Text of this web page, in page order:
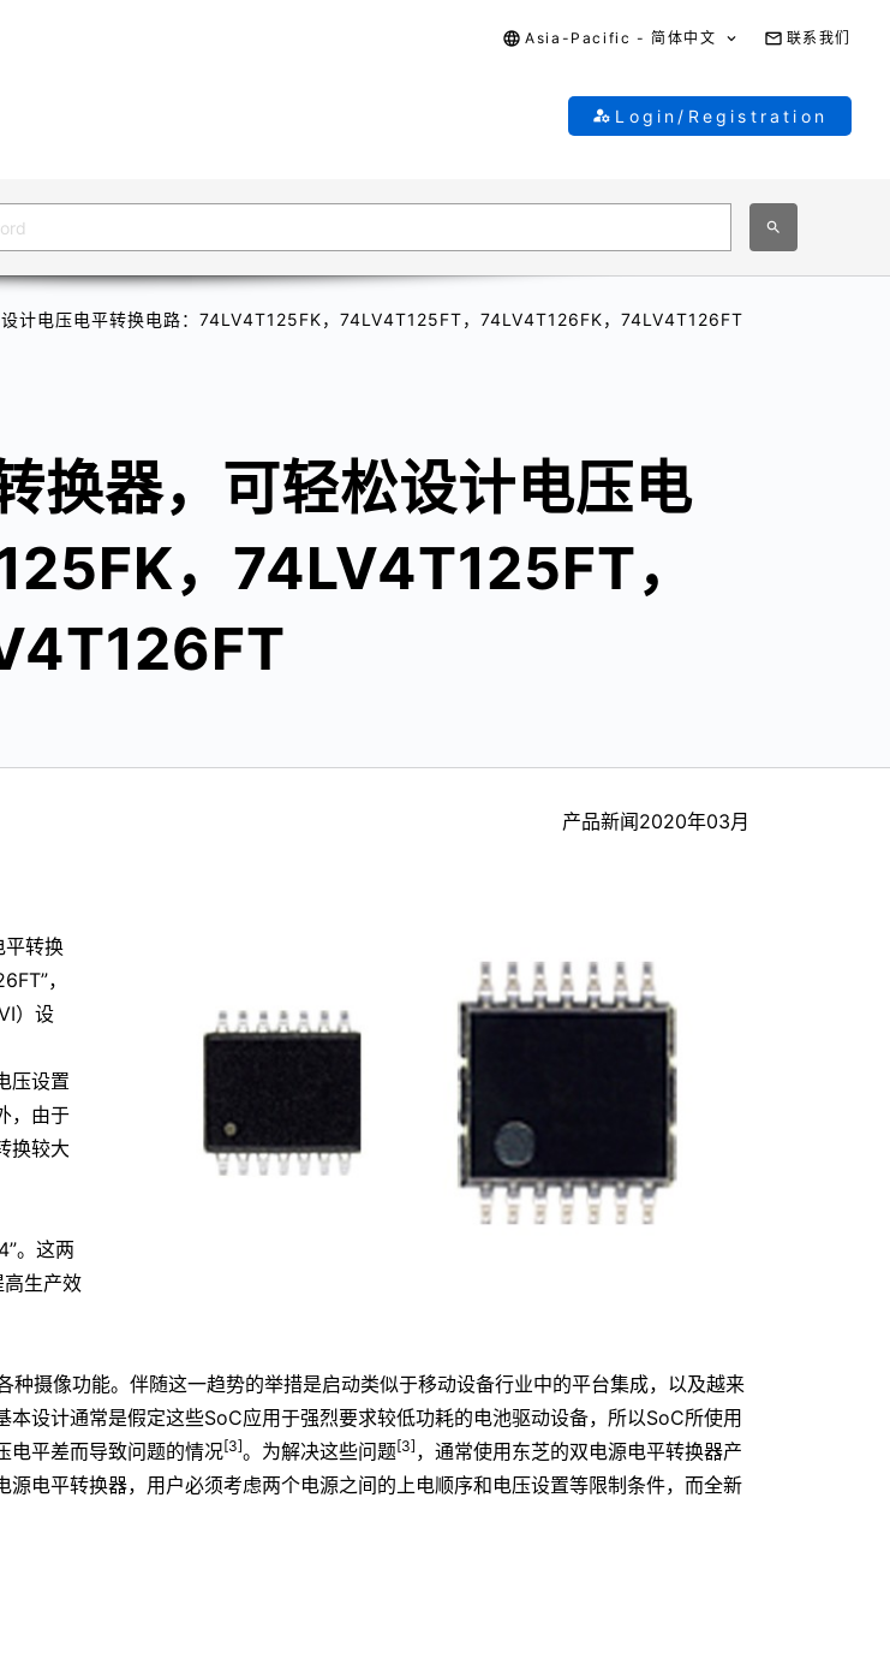
Asia-Pacific - 简体中文 联系我们
Login/Registration
计电压电平转换电路：74LV4T125FK，74LV4T125FT，74LV4T126FK，74LV4T126FT
换器，可轻松设计电压电
，74LV4T125FT，
产品新闻2020年03月
平转换
，
）设
压设置
，由于
换较大
。这两
生产效
种摄像功能。伴随这一趋势的举措是启动类似于移动设备行业中的平台集成，以及越来
设计通常是假定这些SoC应用于强烈要求较低功耗的电池驱动设备，所以SoC所使用
电平差而导致问题的情况[3]。为解决这些问题[3] ，通常使用东芝的双电源电平转换器产
电平转换器，用户必须考虑两个电源之间的上电顺序和电压设置等限制条件，而全新